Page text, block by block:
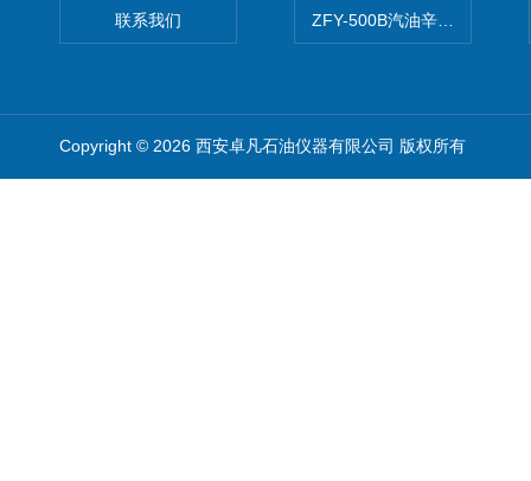
联系我们 ZFY-500B汽油辛烷值测定仪
Copyright © 2026 西安卓凡石油仪器有限公司 版权所有